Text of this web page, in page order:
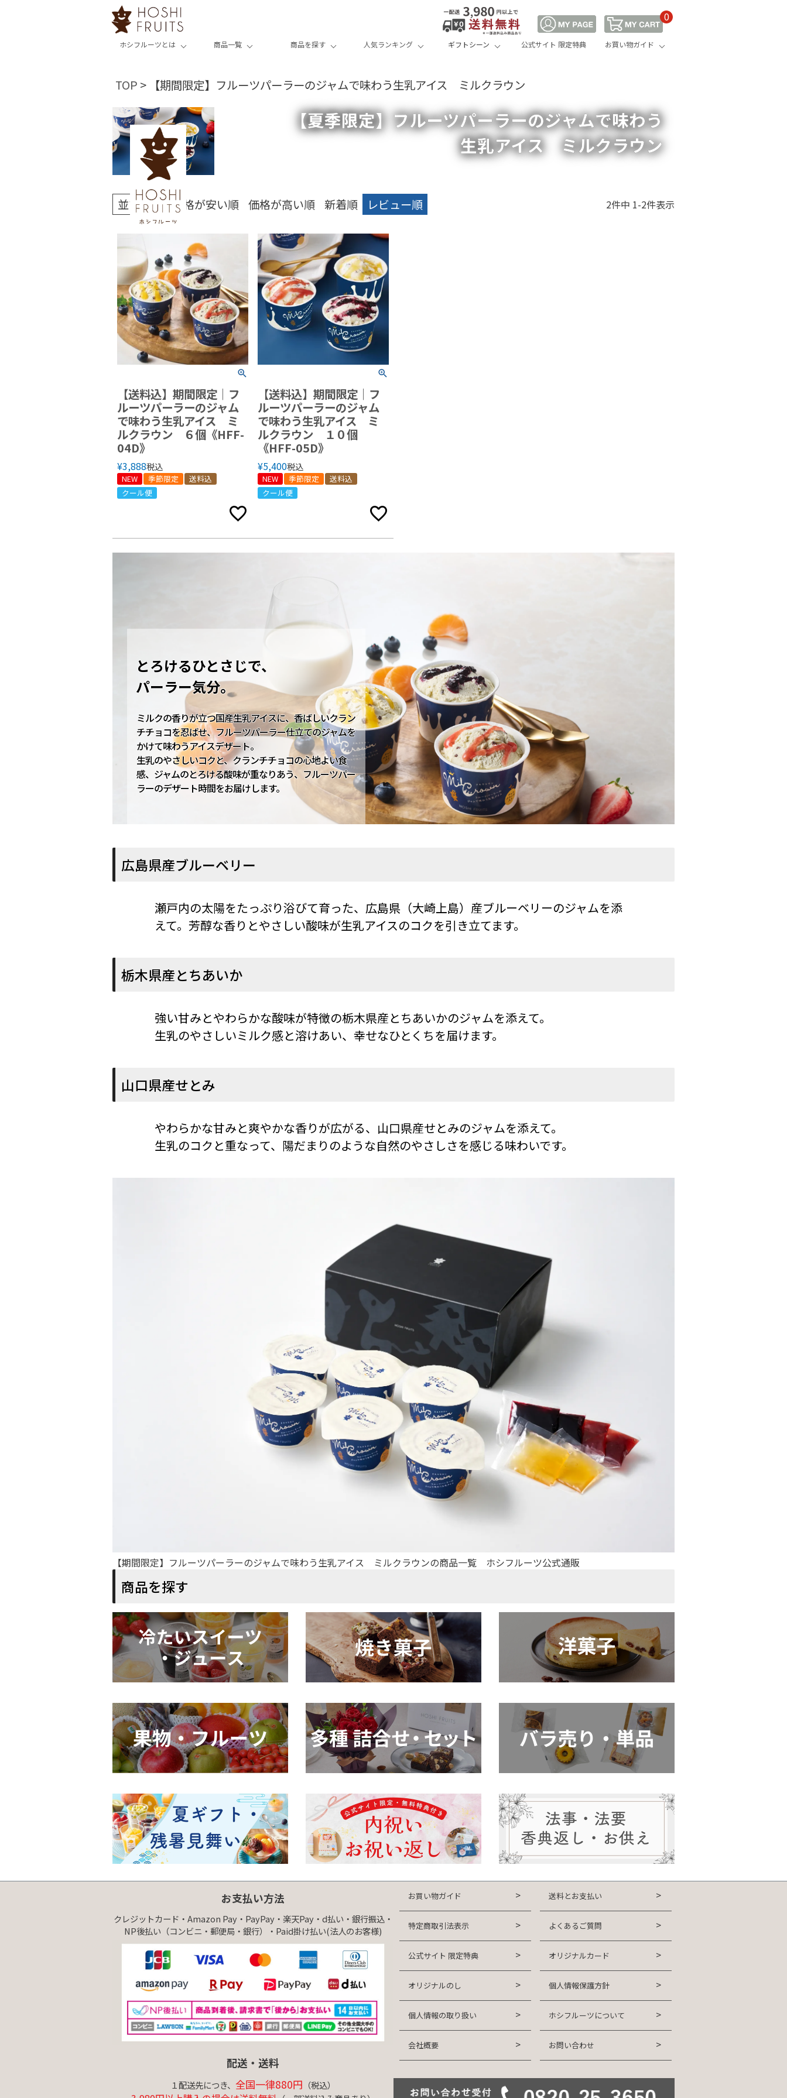
0
ホシフルーツとは 商品一覧 商品を探す 人気ランキング ギフトシーン 公式サイト 限定特典 お買い物ガイド
TOP 【期間限定】フルーツパーラーのジャムで味わう生乳アイス ミルクラウン
【夏季限定】フルーツパーラーのジャムで味わう
生乳アイス ミルクラウン
並び替え 価格が安い順 価格が高い順 新着順 レビュー順 2件中 1-2件表示
【送料込】期間限定｜フ
ルーツパーラーのジャム
で味わう生乳アイス ミ
ルクラウン ６個《HFF-
04D》
¥3,888税込
NEW 季節限定
送料込
クール便
【送料込】期間限定｜フ
ルーツパーラーのジャム
で味わう生乳アイス ミ
ルクラウン １０個
《HFF-05D》
¥5,400税込
NEW 季節限定
送料込
クール便
とろけるひとさじで、
パーラー気分。
ミルクの香りが立つ国産生乳アイスに、香ばしいクラン
チチョコを忍ばせ、フルーツパーラー仕立てのジャムを
かけて味わうアイスデザート。
生乳のやさしいコクと、クランチチョコの心地よい食
感、ジャムのとろける酸味が重なりあう、フルーツパー
ラーのデザート時間をお届けします。
広島県産ブルーベリー
瀬戸内の太陽をたっぷり浴びて育った、広島県（大崎上島）産ブルーベリーのジャムを添
えて。芳醇な香りとやさしい酸味が生乳アイスのコクを引き立てます。
栃木県産とちあいか
強い甘みとやわらかな酸味が特徴の栃木県産とちあいかのジャムを添えて。
生乳のやさしいミルク感と溶けあい、幸せなひとくちを届けます。
山口県産せとみ
やわらかな甘みと爽やかな香りが広がる、山口県産せとみのジャムを添えて。
生乳のコクと重なって、陽だまりのような自然のやさしさを感じる味わいです。
【期間限定】フルーツパーラーのジャムで味わう生乳アイス ミルクラウンの商品一覧 ホシフルーツ公式通販
商品を探す
お支払い方法
クレジットカード・Amazon Pay・PayPay・楽天Pay・d払い・銀行振込・
NP後払い（コンビニ・郵便局・銀行）・Paid掛け払い(法人のお客様)
配送・送料
１配送先につき、 全国一律880円 （税込）
お買い物ガイド 送料とお支払い
特定商取引法表示 よくあるご質問
公式サイト 限定特典 オリジナルカード
オリジナルのし 個人情報保護方針
個人情報の取り扱い ホシフルーツについて
会社概要 お問い合わせ